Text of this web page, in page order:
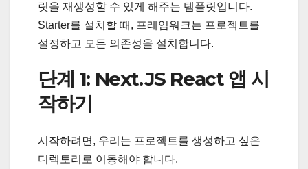
릿을 재생성할 수 있게 해주는 템플릿입니다.
Starter를 설치할 때, 프레임워크는 프로젝트를
설정하고 모든 의존성을 설치합니다.
단계 1: Next.JS React 앱 시
작하기
시작하려면, 우리는 프로젝트를 생성하고 싶은
디렉토리로 이동해야 합니다.